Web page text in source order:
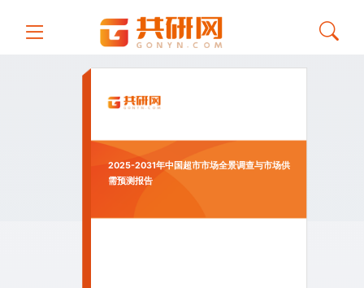
2025-2031年中国超市市场全景调查与市场供
需预测报告